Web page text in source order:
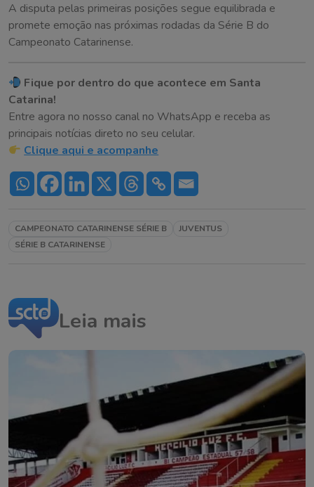
A disputa pelas primeiras posições segue equilibrada e
promete emoção nas próximas rodadas da Série B do
Campeonato Catarinense.
Fique por dentro do que acontece em Santa
Catarina!
Entre agora no nosso canal no WhatsApp e receba as
principais notícias direto no seu celular.
Clique aqui e acompanhe
CAMPEONATO CATARINENSE SÉRIE B
JUVENTUS
SÉRIE B CATARINENSE
Leia mais